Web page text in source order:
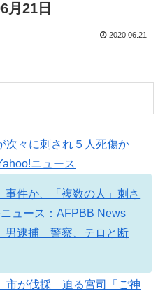
月21日
2020.06.21
次々に刺され５人死傷か
ニュース
事件か、「複数の人」刺さ
ュース：AFPBB News
男逮捕 警察、テロと断
市が伐採 迫る宮司「ご神